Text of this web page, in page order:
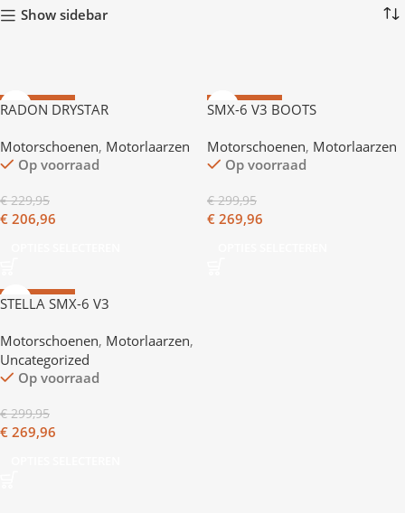
Show sidebar
AANBIEDING
RADON DRYSTAR
Motorschoenen, Motorlaarzen
Op voorraad
€229,95
€ 206,96
AANBIEDING
SMX-6 V3 BOOTS
Motorschoenen, Motorlaarzen
Op voorraad
€299,95
€ 269,96
AANBIEDING
STELLA SMX-6 V3
Motorschoenen, Motorlaarzen,
Uncategorized
Op voorraad
€299,95
€ 269,96